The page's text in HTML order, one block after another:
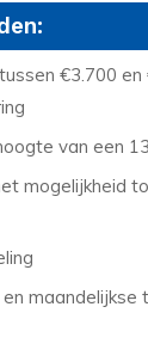
€3.700 en
van een
mogelijkheid
maandelijkse